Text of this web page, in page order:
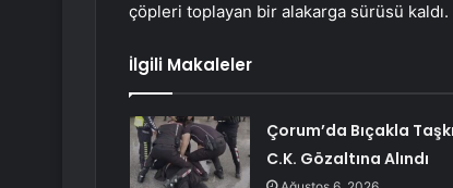
çöpleri toplayan bir alakarga sürüsü kaldı.
İlgili Makaleler
Çorum’da Bıçakla
C.K. Gözaltına Alındı